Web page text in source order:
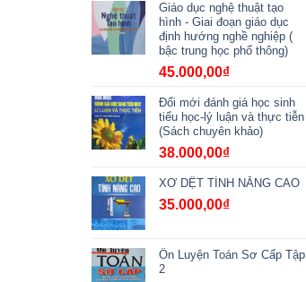
Giáo dục nghệ thuật tạo
hình - Giai đoạn giáo dục
định hướng nghề nghiệp (
bậc trung học phổ thông)
45.000,00₫
Đổi mới đánh giá học sinh
tiểu học-lý luận và thực tiễn
(Sách chuyên khảo)
38.000,00₫
XƠ DỆT TÍNH NĂNG CAO
35.000,00₫
Ôn Luyện Toán Sơ Cấp Tập
2